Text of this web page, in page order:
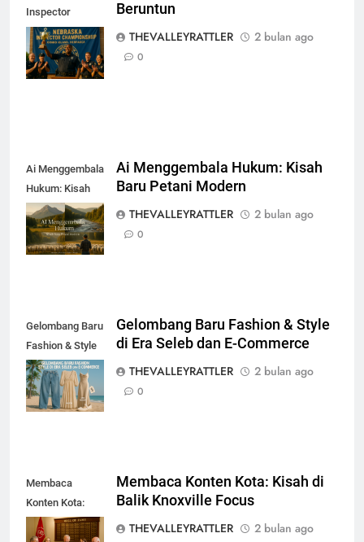
Inspector
Championships
Tiga Tahun
Beruntun
Beruntun
THEVALLEYRATTLER
2 bulan ago
0
Ai Menggembala
Hukum: Kisah
Baru Petani
Modern
Ai Menggembala Hukum: Kisah
Baru Petani Modern
THEVALLEYRATTLER
2 bulan ago
0
Gelombang Baru
Fashion & Style
di Era Seleb dan
E-Commerce
Gelombang Baru Fashion & Style
di Era Seleb dan E-Commerce
THEVALLEYRATTLER
2 bulan ago
0
Membaca
Konten Kota:
Kisah di Balik
Membaca Konten Kota: Kisah di
Balik Knoxville Focus
THEVALLEYRATTLER
2 bulan ago